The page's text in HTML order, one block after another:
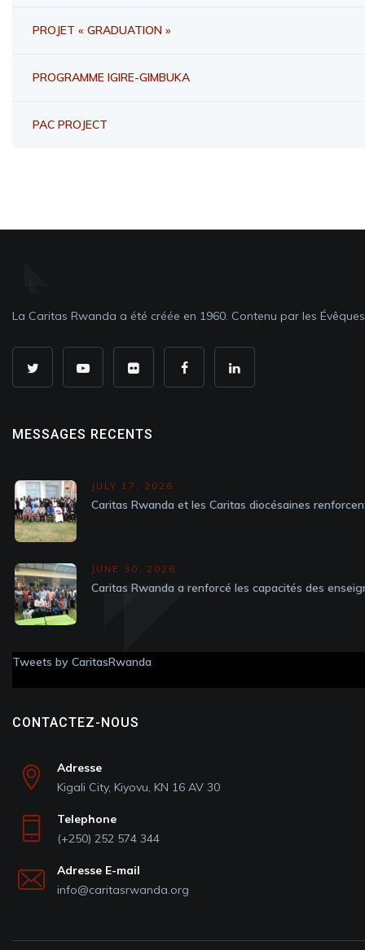
PROJET « GRADUATION »
PROGRAMME IGIRE-GIMBUKA
PAC PROJECT
La Caritas Rwanda a été créée en 1960. Contenu par les
MESSAGES RECENTS
JULY 17, 2026
Caritas Rwanda et les Caritas diocésaines
JUNE 30, 2026
Caritas Rwanda a renforcé les capacités des
Tweets by CaritasRwanda
CONTACTEZ-NOUS
Adresse
Kigali City, Kiyovu, KN 16 AV 30
Telephone
(+250) 252 574 344
Adresse E-mail
info@caritasrwanda.org